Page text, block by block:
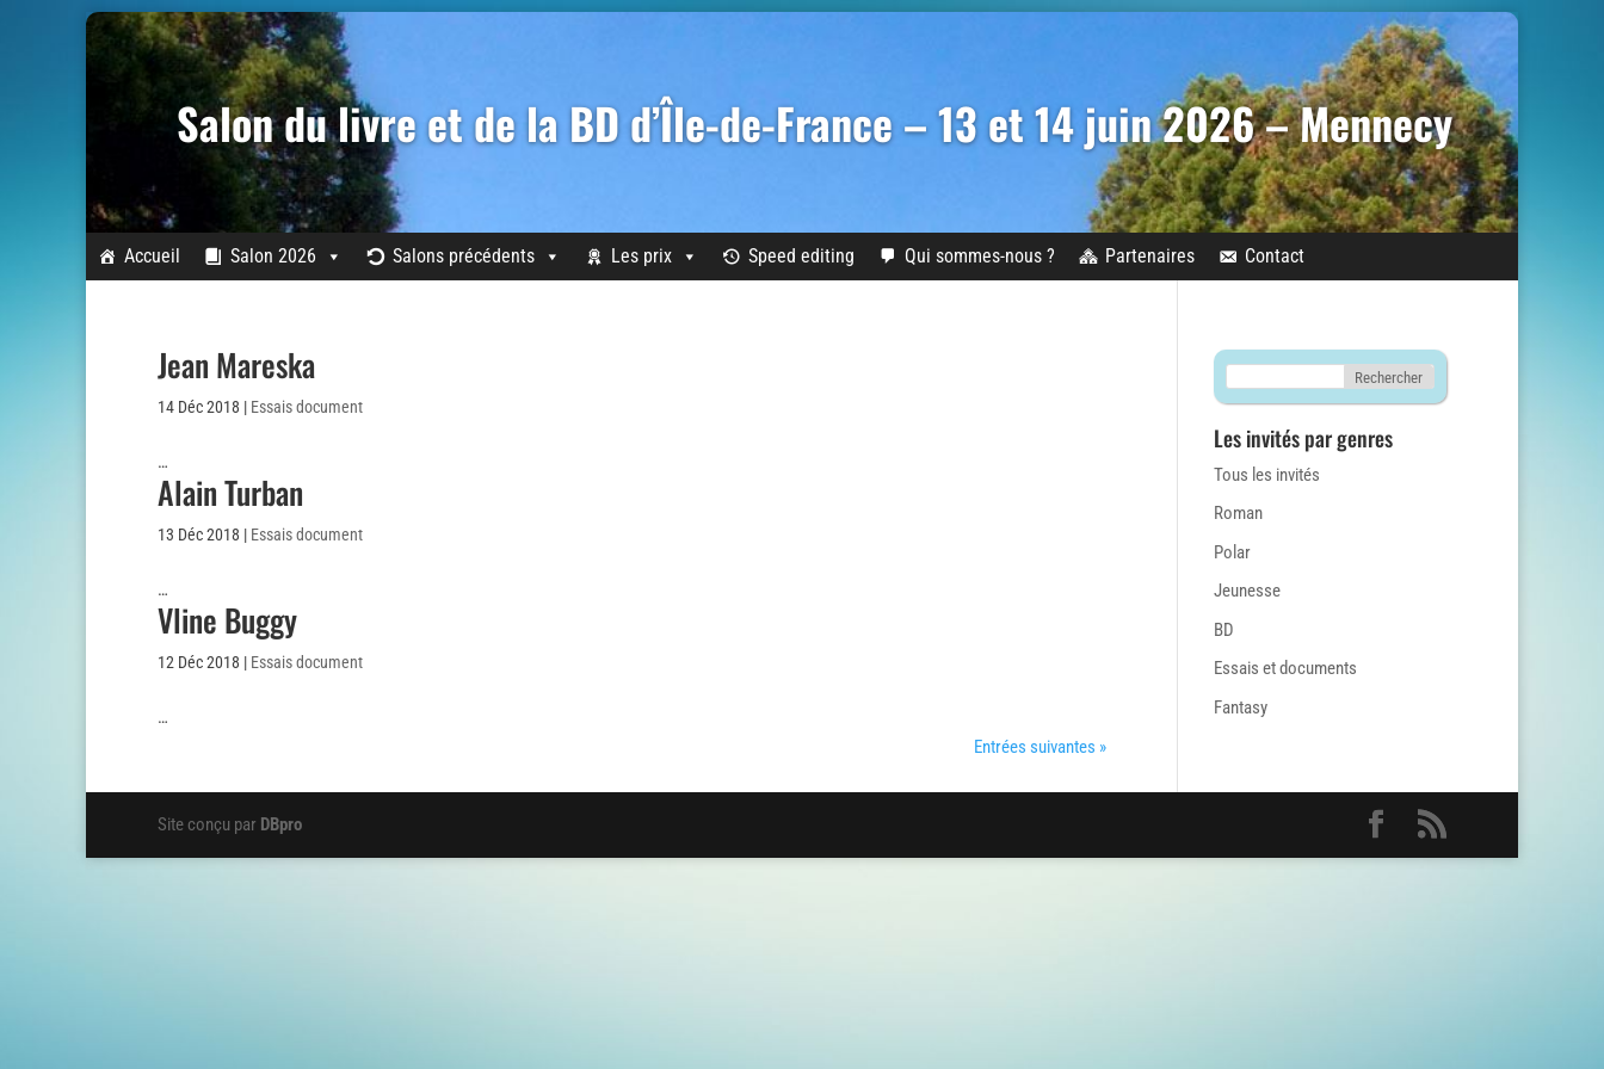
Salon du livre et de la BD d’Île-de-France – 13 et 14 juin 2026 – Mennecy
Accueil Salon 2026 Salons précédents Les prix Speed editing Qui sommes-nous ? Partenaires Contact
Jean Mareska
14 Déc 2018 | Essais document
…
Alain Turban
13 Déc 2018 | Essais document
…
Vline Buggy
12 Déc 2018 | Essais document
…
Entrées suivantes »
Les invités par genres
Tous les invités
Roman
Polar
Jeunesse
BD
Essais et documents
Fantasy
Site conçu par DBpro